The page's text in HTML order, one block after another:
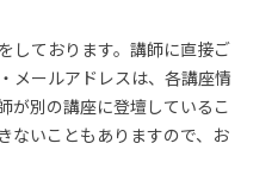
しております。講師に直接ご
メールアドレスは、各講座情
が別の講座に登壇しているこ
ないこともありますので、お